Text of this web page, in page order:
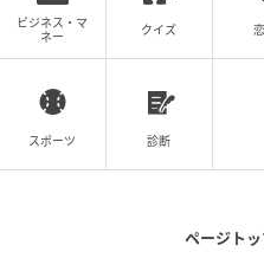
ビジネス・マ
ネー
クイズ
スポーツ 診断
ページト